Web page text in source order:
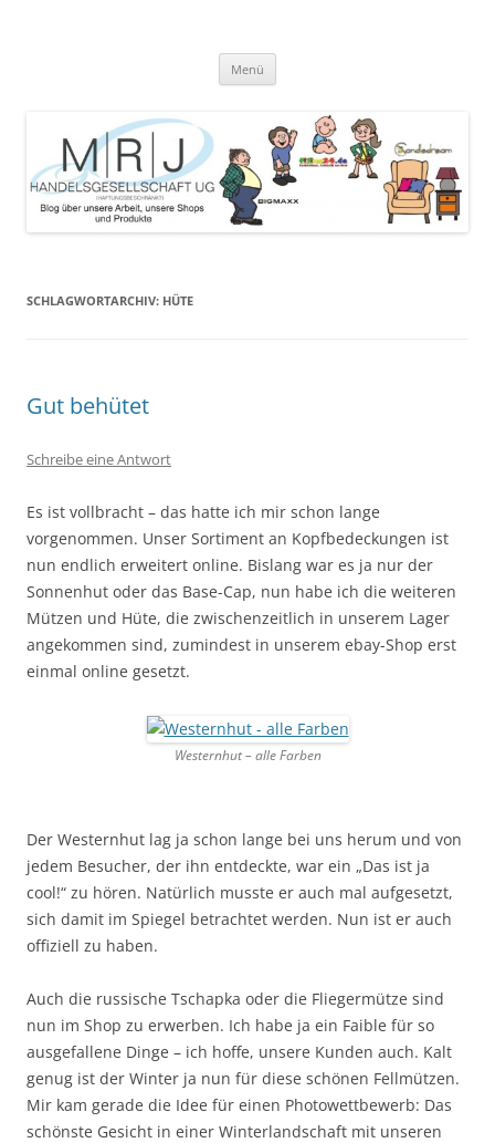
angebotene Produkte
Menü
SCHLAGWORTARCHIV: HÜTE
Gut behütet
Schreibe eine Antwort
Es ist vollbracht – das hatte ich mir schon lange
vorgenommen. Unser Sortiment an Kopfbedeckungen ist
nun endlich erweitert online. Bislang war es ja nur der
Sonnenhut oder das Base-Cap, nun habe ich die weiteren
Mützen und Hüte, die zwischenzeitlich in unserem Lager
angekommen sind, zumindest in unserem ebay-Shop erst
einmal online gesetzt.
Westernhut – alle Farben
Der Westernhut lag ja schon lange bei uns herum und von
jedem Besucher, der ihn entdeckte, war ein „Das ist ja
cool!“ zu hören. Natürlich musste er auch mal aufgesetzt,
sich damit im Spiegel betrachtet werden. Nun ist er auch
offiziell zu haben.
Auch die russische Tschapka oder die Fliegermütze sind
nun im Shop zu erwerben. Ich habe ja ein Faible für so
ausgefallene Dinge – ich hoffe, unsere Kunden auch. Kalt
genug ist der Winter ja nun für diese schönen Fellmützen.
Mir kam gerade die Idee für einen Photowettbewerb: Das
schönste Gesicht in einer Winterlandschaft mit unseren